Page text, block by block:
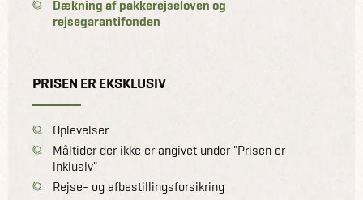
Dækning af pakkerejseloven og
rejsegarantifonden
PRISEN ER EKSKLUSIV
Oplevelser
Måltider der ikke er angivet under "Prisen er
inklusiv"
Rejse- og afbestillingsforsikring